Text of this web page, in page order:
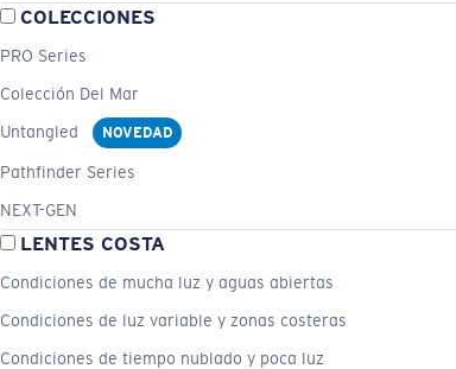
COLECCIONES
PRO Series
Colección Del Mar
Untangled
NOVEDAD
Pathfinder Series
NEXT-GEN
LENTES COSTA
Condiciones de mucha luz y aguas abiertas
Condiciones de luz variable y zonas costeras
Condiciones de tiempo nublado y poca luz